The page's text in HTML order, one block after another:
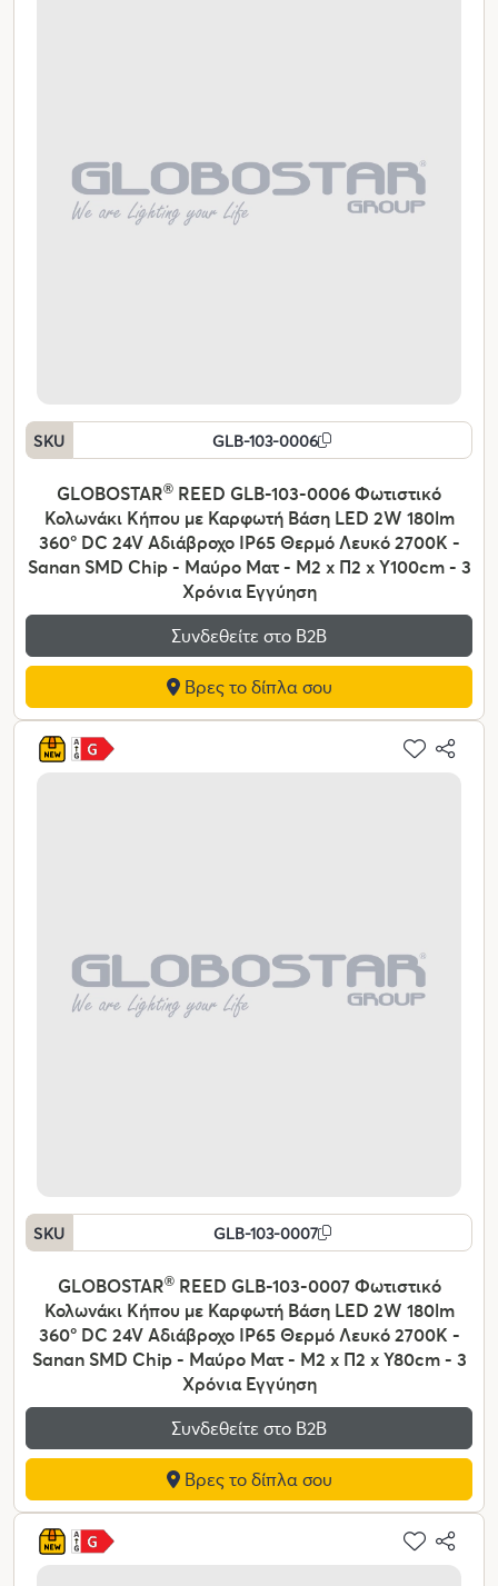
SKU GLB-103-0006
GLOBOSTAR® REED GLB-103-0006 Φωτιστικό
Κολωνάκι Κήπου με Καρφωτή Βάση LED 2W 180lm
360° DC 24V Αδιάβροχο IP65 Θερμό Λευκό 2700K -
Sanan SMD Chip - Μαύρο Ματ - Μ2 x Π2 x Υ100cm - 3
Χρόνια Εγγύηση
Συνδεθείτε στο Β2Β
Βρες το δίπλα σου
SKU GLB-103-0007
GLOBOSTAR®REED GLB-103-0007 Φωτιστικό
Κολωνάκι Κήπου με Καρφωτή Βάση LED 2W 180lm
360° DC 24V Αδιάβροχο IP65 Θερμό Λευκό 2700K -
Sanan SMD Chip - Μαύρο Ματ - Μ2 x Π2 x Υ80cm - 3
Χρόνια Εγγύηση
Συνδεθείτε στο Β2Β
Βρες το δίπλα σου